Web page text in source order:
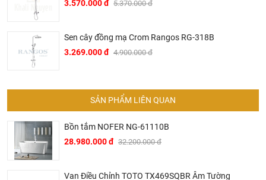
sau hơn 2 thế kỷ phát triển, đến nay Bravat đã trở thành một
trong những thương hiệu thiết bị vệ sinh hàng đầu thế giới.
▶ Các sản phẩm của Bravat đã được sử dụng trong nhiều
công trình hạng sang của thế như hệ thống trong các hệ
thuyền du lịch siêu sang của AI­DA Crui­se Ship.
▶ Tại Việt Nam, Bravat mặc dù là thương hiệu mới mẻ
nhưng đã ngay lập tức được thị trường đón nhận mạnh mẽ.
Nhiều khách sạn hạng sang tại thủ phủ du lịch miền Trung
Việt Nam đã sử dụng các sản phẩm của Bravat trong đó có
nhiều tên tuổi lớn trong ngành du lịch khách sạn Việt Nam
3.570.000 đ 5.370.000 đ
Sen cây đồng mạ Crom Rangos RG-318B
3.269.000 đ 4.900.000 đ
SẢN PHẨM LIÊN QUAN
Bồn tắm NOFER NG-61110B
28.980.000 đ 32.200.000 đ
Van Điều Chỉnh TOTO TX469SQBR Âm Tường